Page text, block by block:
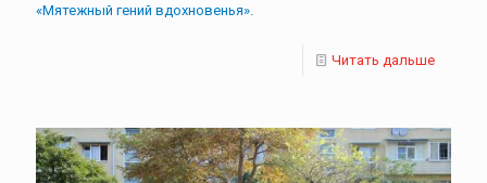
«Мятежный гений вдохновенья».
Читать дальше